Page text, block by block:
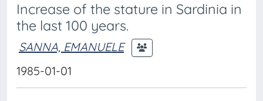
Increase of the stature in Sardinia in
the last 100 years.
SANNA, EMANUELE
1985-01-01